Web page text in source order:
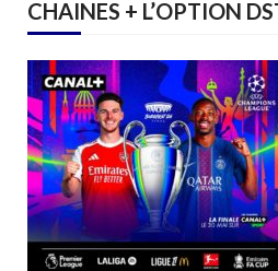
CHAINES + L’OPTION